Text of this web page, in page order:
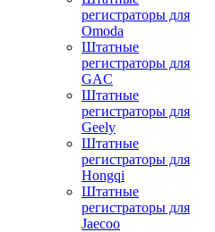
регистраторы для
Omoda
Штатные
регистраторы для
GAC
Штатные
регистраторы для
Geely
Штатные
регистраторы для
Hongqi
Штатные
регистраторы для
Jaecoo